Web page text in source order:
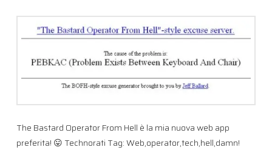
The Bastard Operator From Hell è la mia nuova web app
preferita! 😛 Technorati Tag: Web,operator,tech,hell,damn!